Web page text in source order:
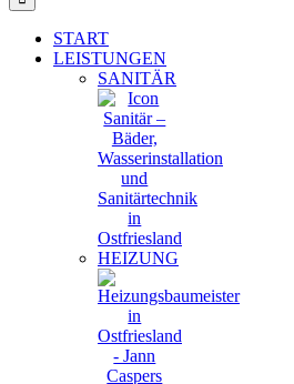
START
LEISTUNGEN
SANITÄR
HEIZUNG